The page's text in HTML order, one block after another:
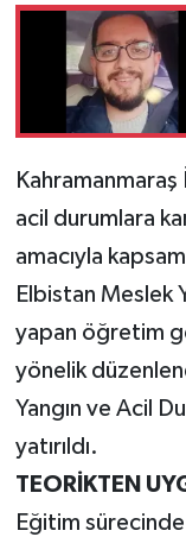
acil durumlara
amacıyla
Elbistan Meslek
yapan öğretim
yönelik
Yangın ve Acil
yatırıldı.
TEORİKTEN
Eğitim sürecinde
Teknoloji
Yaşam